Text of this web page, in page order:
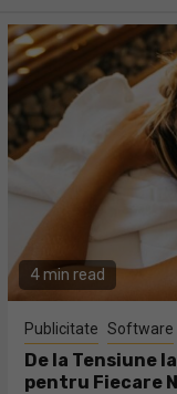
4 min read
Publicitate Software
De la Tensiune
pentru Fiecare